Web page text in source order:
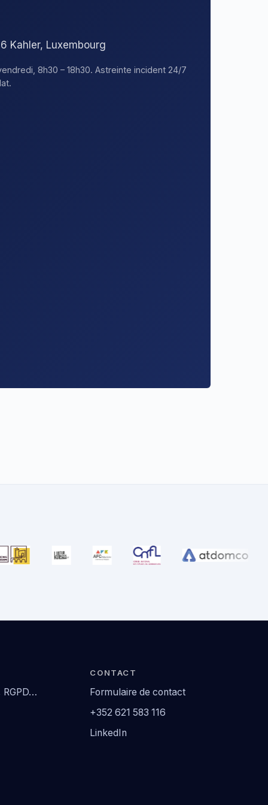
Kahler, Luxembourg
8h30 – 18h30. Astreinte incident 24/7
RGPD…
CONTACT
Formulaire de contact
+352 621 583 116
LinkedIn